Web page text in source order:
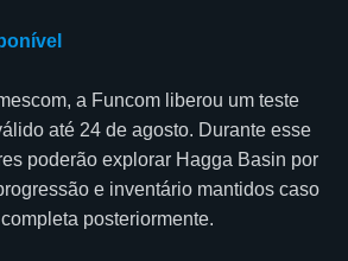
a Funcom liberou um teste
até 24 de agosto. Durante esse
poderão explorar Hagga Basin por
e inventário mantidos caso
posteriormente.